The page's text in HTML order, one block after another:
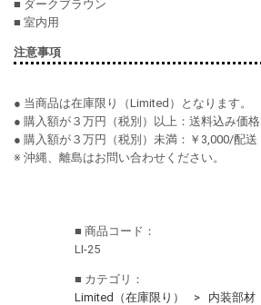
■ ダークブラウン
■ 室内用
注意事項
● 当商品は在庫限り（Limited）となります。
● 購入額が３万円（税別）以上：送料込み価格
● 購入額が３万円（税別）未満：￥3,000/配送
※ 沖縄、離島はお問い合わせください。
■ 商品コード：
LI-25
■ カテゴリ：
Limited（在庫限り）
内装部材